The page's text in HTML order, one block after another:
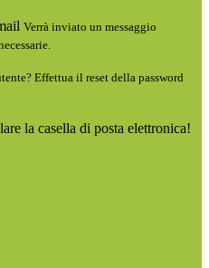
Verrà inviato un messaggio
Effettua il reset della password
la casella di posta elettronica!